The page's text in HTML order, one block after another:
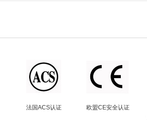
法国ACS认证 欧盟CE安全认证